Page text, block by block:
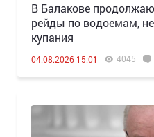
В Балакове
рейды по водоемам,
купания
04.08.2026 15:01 4045